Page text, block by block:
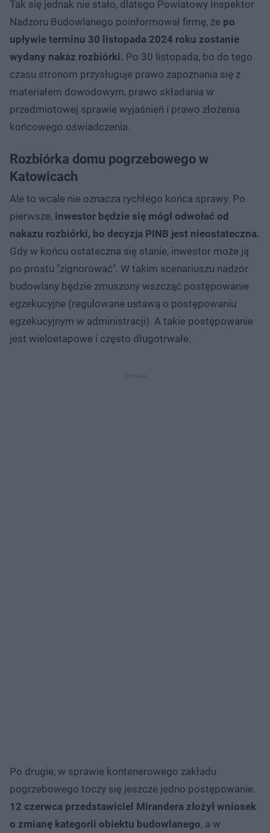
Tak się jednak nie stało, dlatego Powiatowy Inspektor
Nadzoru Budowlanego poinformował firmę, że po
upływie terminu 30 listopada 2024 roku zostanie
wydany nakaz rozbiórki. Po 30 listopada, bo do tego
czasu stronom przysługuje prawo zapoznania się z
materiałem dowodowym, prawo składania w
przedmiotowej sprawie wyjaśnień i prawo złożenia
końcowego oświadczenia.
Rozbiórka domu pogrzebowego w
Katowicach
Ale to wcale nie oznacza rychłego końca sprawy. Po
pierwsze, inwestor będzie się mógł odwołać od
nakazu rozbiórki, bo decyzja PINB jest nieostateczna.
Gdy w końcu ostateczna się stanie, inwestor może ją
po prostu "zignorować". W takim scenariuszu nadzór
budowlany będzie zmuszony wszcząć postępowanie
egzekucyjne (regulowane ustawą o postępowaniu
egzekucyjnym w administracji). A takie postępowanie
jest wieloetapowe i często długotrwałe.
Po drugie, w sprawie kontenerowego zakładu
pogrzebowego toczy się jeszcze jedno postępowanie.
12 czerwca przedstawiciel Mirandera złożył wniosek
o zmianę kategorii obiektu budowlanego, a w